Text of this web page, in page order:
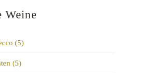
Weine
(5)
(5)